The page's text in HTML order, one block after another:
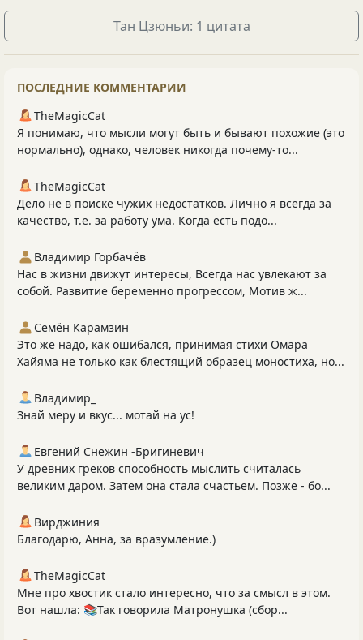
Тан Цзюньи: 1 цитата
ПОСЛЕДНИЕ КОММЕНТАРИИ
TheMagicCat
Я понимаю, что мысли могут быть и бывают похожие (это
нормально), однако, человек никогда почему-то...
TheMagicCat
Дело не в поиске чужих недостатков. Лично я всегда за
качество, т.е. за работу ума. Когда есть подо...
Владимир Горбачёв
Нас в жизни движут интересы, Всегда нас увлекают за
собой. Развитие беременно прогрессом, Мотив ж...
Семён Карамзин
Это же надо, как ошибался, принимая стихи Омара
Хайяма не только как блестящий образец моностиха, но...
Владимир_
Знай меру и вкус... мотай на ус!
Евгений Снежин -Бригиневич
У древних греков способность мыслить считалась
великим даром. Затем она стала счастьем. Позже - бо...
Вирджиния
Благодарю, Анна, за вразумление.)
TheMagicCat
Мне про хвостик стало интересно, что за смысл в этом.
Вот нашла: 📚Так говорила Матронушка (сбор...